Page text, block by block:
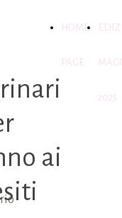
HOME
PAGE
2025
ai